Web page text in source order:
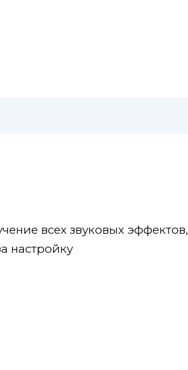
всех звуковых эффектов,
настройку